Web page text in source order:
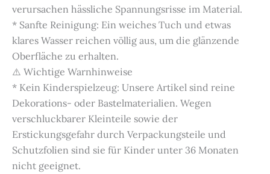
verursachen hässliche Spannungsrisse im Material.
* Sanfte Reinigung: Ein weiches Tuch und etwas
klares Wasser reichen völlig aus, um die glänzende
Oberfläche zu erhalten.
⚠️ Wichtige Warnhinweise
* Kein Kinderspielzeug: Unsere Artikel sind reine
Dekorations- oder Bastelmaterialien. Wegen
verschluckbarer Kleinteile sowie der
Erstickungsgefahr durch Verpackungsteile und
Schutzfolien sind sie für Kinder unter 36 Monaten
nicht geeignet.